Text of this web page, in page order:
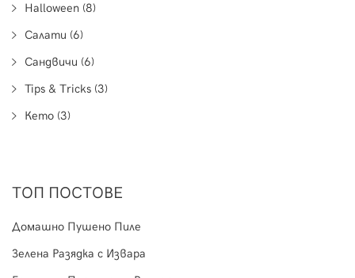
Halloween (8)
Салати (6)
Сандвичи (6)
Tips & Tricks (3)
Кето (3)
ТОП ПОСТОВЕ
Домашно Пушено Пиле
Зелена Разядка с Извара